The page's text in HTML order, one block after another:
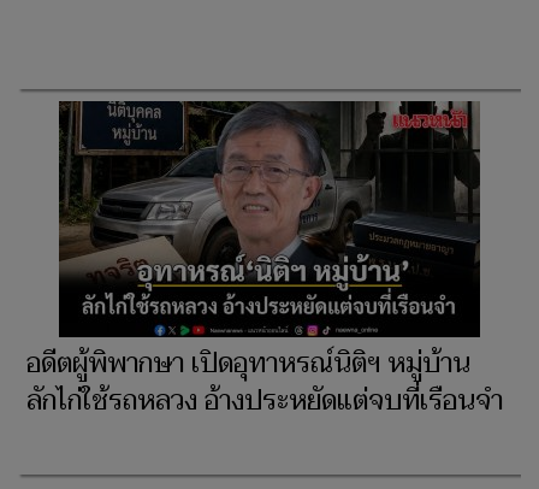
อดีตผู้พิพากษา เปิดอุทาหรณ์นิติฯ หมู่บ้าน
ลักไก่ใช้รถหลวง อ้างประหยัดแต่จบที่เรือนจำ